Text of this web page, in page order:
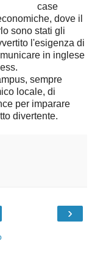
case
dove il
sono stati gli
l'esigenza di
in inglese
sempre
locale, di
per imparare
divertente.
›